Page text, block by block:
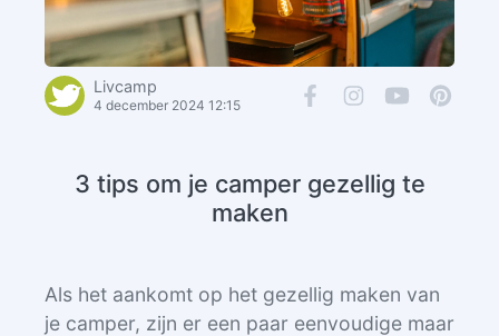
Livcamp
4 december 2024 12:15
3 tips om je camper gezellig te
maken
Als het aankomt op het gezellig maken van
je camper, zijn er een paar eenvoudige maar